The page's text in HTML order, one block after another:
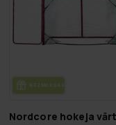
BEZ­MAK­SAS PIE­GĀ­DE
Nordcore hokeja